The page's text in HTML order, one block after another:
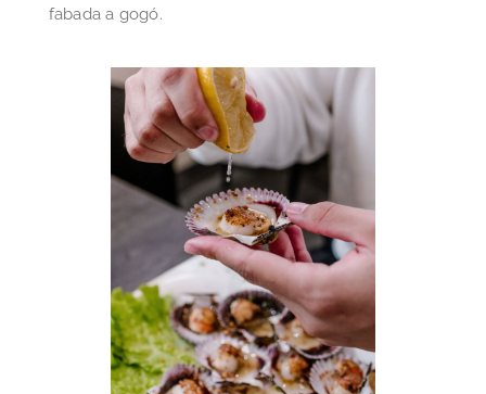
fabada a gogó.